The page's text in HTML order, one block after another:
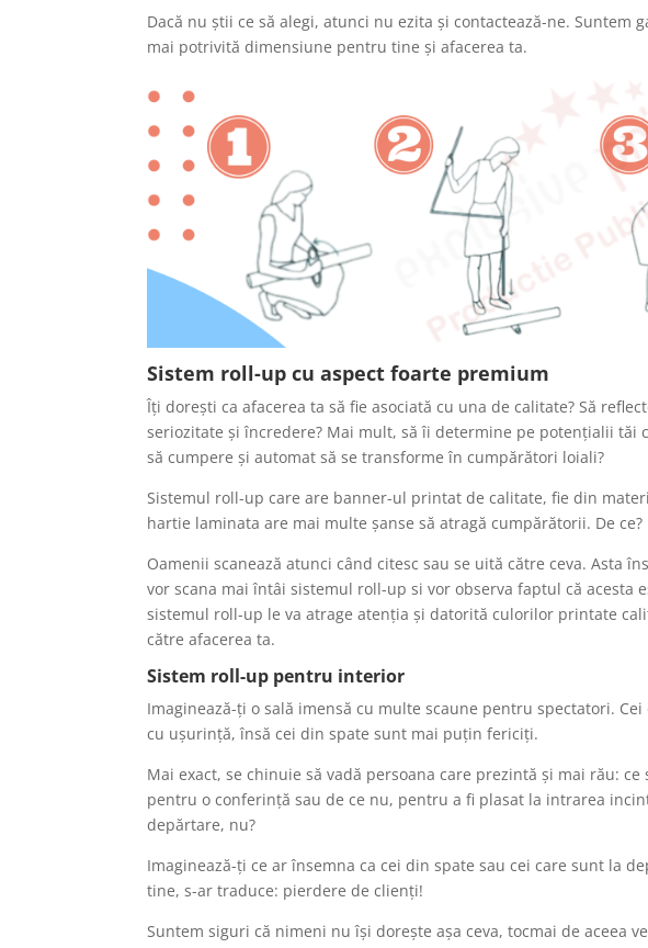
Dacă nu știi ce să alegi, atunci nu ezita și contactează-ne. Suntem
mai potrivită dimensiune pentru tine și afacerea ta.
Sistem roll-up cu aspect foarte premium
Îți dorești ca afacerea ta să fie asociată cu una de calitate? Să
seriozitate și încredere? Mai mult, să îi determine pe potențialii tăi
să cumpere și automat să se transforme în cumpărători loiali?
Sistemul roll-up care are banner-ul printat de calitate, fie din
hartie laminata are mai multe șanse să atragă cumpărătorii. De
Oamenii scanează atunci când citesc sau se uită către ceva. Asta
vor scana mai întâi sistemul roll-up si vor observa faptul că
sistemul roll-up le va atrage atenția și datorită culorilor printate
către afacerea ta.
Sistem roll-up pentru interior
Imaginează-ți o sală imensă cu multe scaune pentru spectatori.
cu ușurință, însă cei din spate sunt mai puțin fericiți.
Mai exact, se chinuie să vadă persoana care prezintă și mai rău:
pentru o conferință sau de ce nu, pentru a fi plasat la intrarea
depărtare, nu?
Imaginează-ți ce ar însemna ca cei din spate sau cei care sunt la
tine, s-ar traduce: pierdere de clienți!
Suntem siguri că nimeni nu își dorește așa ceva, tocmai de aceea